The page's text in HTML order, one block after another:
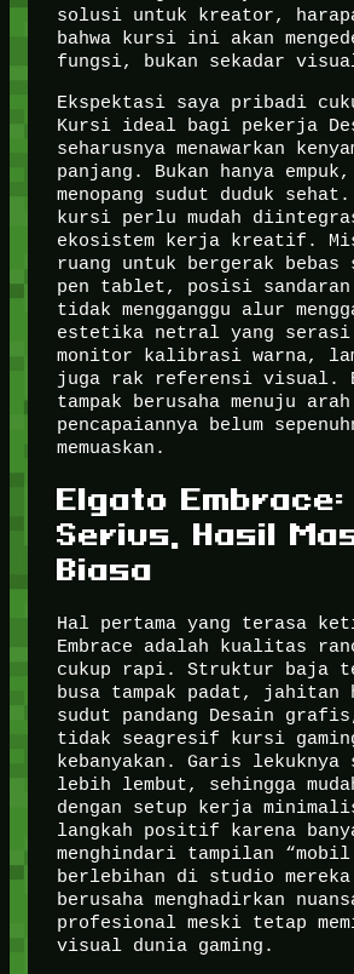
solusi untuk kreator,
bahwa kursi ini akan
fungsi, bukan sekadar
Ekspektasi saya pribadi
Kursi ideal bagi pekerja
seharusnya menawarkan
panjang. Bukan hanya
menopang sudut duduk
kursi perlu mudah
ekosistem kerja kreatif.
ruang untuk bergerak bebas
pen tablet, posisi sandaran
tidak mengganggu alur
estetika netral yang serasi
monitor kalibrasi warna,
juga rak referensi visual.
tampak berusaha menuju
pencapaiannya belum
memuaskan.
Elgato Embrace:
Serius, Hasil
Biasa
Hal pertama yang terasa
Embrace adalah kualitas
cukup rapi. Struktur baja
busa tampak padat,
sudut pandang Desain
tidak seagresif kursi
kebanyakan. Garis
lebih lembut, sehingga
dengan setup kerja
langkah positif karena
menghindari tampilan
berlebihan di studio mereka.
berusaha menghadirkan
profesional meski tetap
visual dunia gaming.